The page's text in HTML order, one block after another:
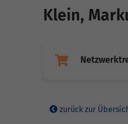
Klein,
zurück zur